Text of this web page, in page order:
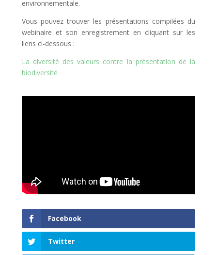
environnementale.
Vous pouvez trouver les présentations compilées du
webinaire et son enregistrement en cliquant sur les
liens ci-dessous :
La diversité des valeurs contre la présentation de la
biodiversité
Facebook
Twitter